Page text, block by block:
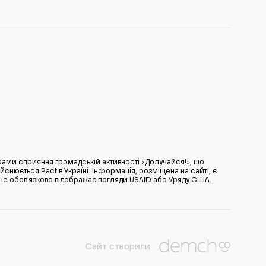
сприяння громадській активності «Долучайся!», що
Pact в Україні. Інформація, розміщена на сайті, є
обов’язково відображає погляди USAID або Уряду США.
Сайт створили